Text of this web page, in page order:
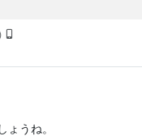
うね。